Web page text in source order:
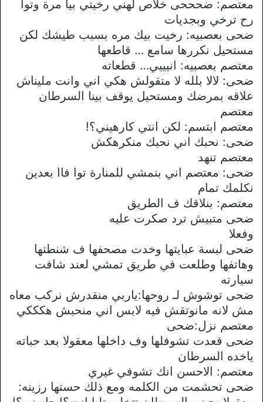
معتصم: ضحححى خلاص لهني رخيتي بيا مرة وتوا
رح ترخي وبجديات
ضحى بعصبيه: رخيت بيك مره بسبب طيشك لكن
مستحيل نكررها سامع … قاطعها
معتصم بعصبيه: انيييي… قطعاته
ضحى: لالا بلله لا متقولش هكي اني وانت مليناش
علاقه بمرضك ومستحيل يوقف بينا السرطان
معتصم
معتصم ابتسم: لكن انتي كارهيني؟!
ضحى: نحبك اني نحبك منكرهكش
معتصم تنهد
ضحى: معتصم اني بنمشي للمنارة توا فاا بعدين
نكلمك تمام
معتصم: بنلاقك ف الطريق
ضحى متبيش ترد صكرت عليه
وفعلا
ضحى لبسة عبايتها وخدت مصحفها ف شنطتها
وهاتفها وطلعت في طريق تمشي لعند شافت
سيارته
ضحى توشوش لـ روحها:ياربي منقدرش نركب معاه
مش لانه مانوتقش فيه لابس اني منحبش هكككي
معتصم نزل:ضحى
ضحى قعدت تشوفلها وف داخلها معقولا بعد حباته
ياخده السرطان
معتصم: الاحسن انك تشوفي غيري
ضحى تحشمت من الكلمه ومع ذلك حستها رزينه: